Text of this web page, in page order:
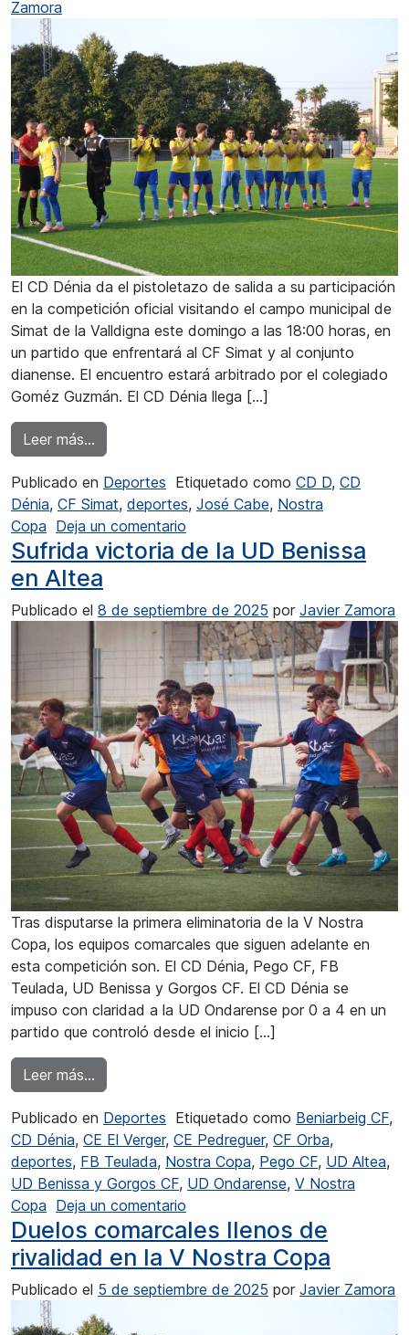
Zamora
El CD Dénia da el pistoletazo de salida a su participación
en la competición oficial visitando el campo municipal de
Simat de la Valldigna este domingo a las 18:00 horas, en
un partido que enfrentará al CF Simat y al conjunto
dianense. El encuentro estará arbitrado por el colegiado
Goméz Guzmán. El CD Dénia llega […]
Leer más…
Publicado en Deportes Etiquetado como CD D, CD
Dénia, CF Simat, deportes, José Cabe, Nostra
Copa Deja un comentario
Sufrida victoria de la UD Benissa
en Altea
Publicado el 8 de septiembre de 2025 por Javier Zamora
Tras disputarse la primera eliminatoria de la V Nostra
Copa, los equipos comarcales que siguen adelante en
esta competición son. El CD Dénia, Pego CF, FB
Teulada, UD Benissa y Gorgos CF. El CD Dénia se
impuso con claridad a la UD Ondarense por 0 a 4 en un
partido que controló desde el inicio […]
Leer más…
Publicado en Deportes Etiquetado como Beniarbeig CF,
CD Dénia, CE El Verger, CE Pedreguer, CF Orba,
deportes, FB Teulada, Nostra Copa, Pego CF, UD Altea,
UD Benissa y Gorgos CF, UD Ondarense, V Nostra
Copa Deja un comentario
Duelos comarcales llenos de
rivalidad en la V Nostra Copa
Publicado el 5 de septiembre de 2025 por Javier Zamora